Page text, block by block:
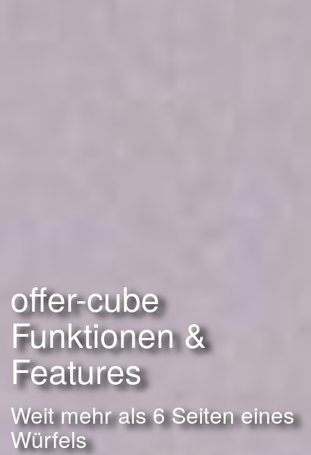
offer-cube
Funktionen &
Features
Weit mehr als 6 Seiten eines
Würfels